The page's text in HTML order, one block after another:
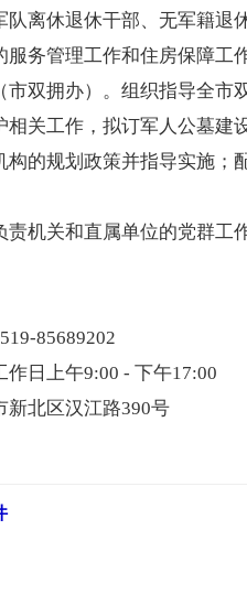
队离休退休干部、无军籍退
服务管理工作和住房保障工
市双拥办）。组织指导全市
相关工作，拟订军人公墓
构的规划政策并指导实施
责机关和直属单位的党群工
85689202
作日上午9:00 - 下午17:00
新北区汉江路390号